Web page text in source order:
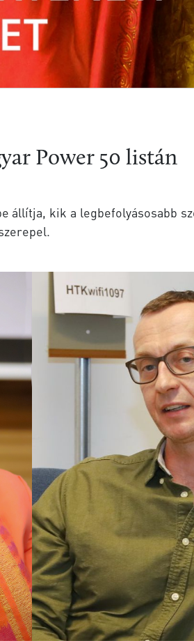
Power 50 listán
állítja, kik a legbefolyásosabb